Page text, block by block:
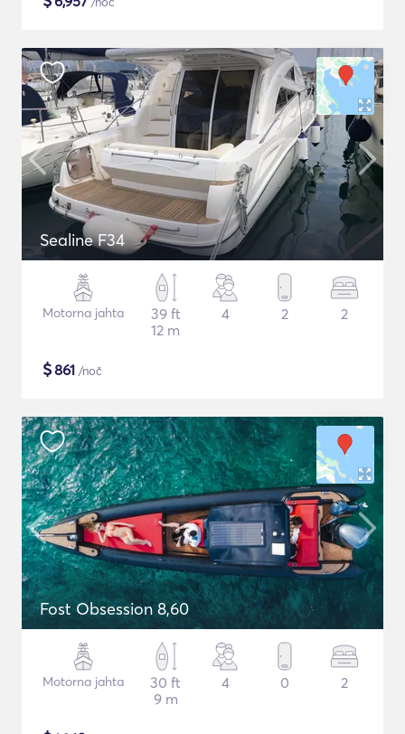
Sealine F34
Motorna jahta
39 ft
12 m
4 2 2
$861 /noč
Fost Obsession 8,60
Motorna jahta
30 ft
9 m
4 0 2